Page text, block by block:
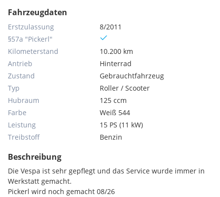
Fahrzeugdaten
Erstzulassung
8/2011
§57a "Pickerl"
Kilometerstand
10.200 km
Antrieb
Hinterrad
Zustand
Gebrauchtfahrzeug
Typ
Roller / Scooter
Hubraum
125 ccm
Farbe
Weiß 544
Leistung
15 PS (11 kW)
Treibstoff
Benzin
Beschreibung
Die Vespa ist sehr gepflegt und das Service wurde immer in
Werkstatt gemacht.
Pickerl wird noch gemacht 08/26